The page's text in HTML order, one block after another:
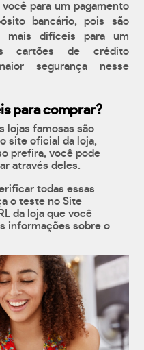
para um pagamento
bancário, pois são
mais difíceis para um
cartões de crédito
segurança nesse
para comprar?
lojas famosas são
site oficial da loja,
prefira, você pode
através deles.
todas essas
o teste no Site
da loja que você
informações sobre o